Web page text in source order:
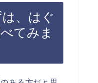
、はぐ
てみま